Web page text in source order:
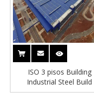
ISO 3 pisos Building
Industrial Steel Build